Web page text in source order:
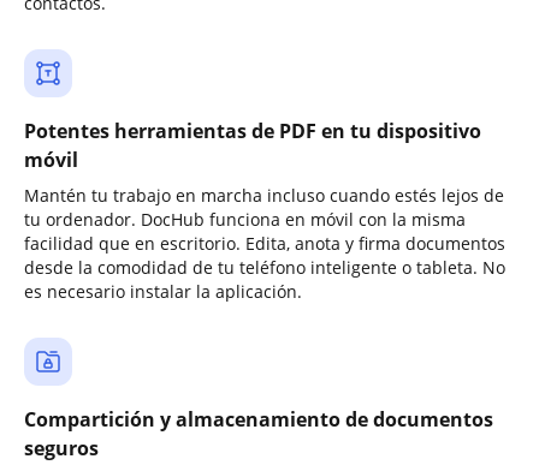
Potentes herramientas de PDF en tu dispositivo
móvil
Mantén tu trabajo en marcha incluso cuando estés lejos de
tu ordenador. DocHub funciona en móvil con la misma
facilidad que en escritorio. Edita, anota y firma documentos
desde la comodidad de tu teléfono inteligente o tableta. No
es necesario instalar la aplicación.
Compartición y almacenamiento de documentos
seguros